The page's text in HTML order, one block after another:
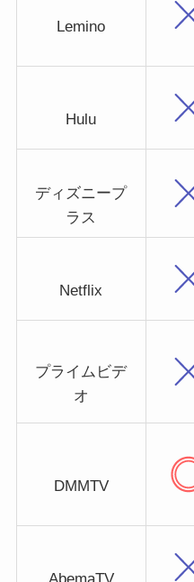
Lemino
Hulu
ディズニープ
ラス
Netflix
プライムビデ
オ
DMMTV